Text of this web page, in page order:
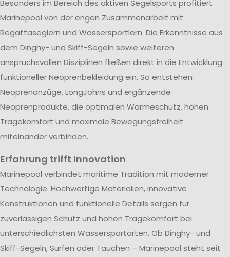
Besonders im Bereich des aktiven Segelsports profitiert
Marinepool von der engen Zusammenarbeit mit
Regattaseglern und Wassersportlern. Die Erkenntnisse aus
dem Dinghy- und Skiff-Segeln sowie weiteren
anspruchsvollen Disziplinen fließen direkt in die Entwicklung
funktioneller Neoprenbekleidung ein. So entstehen
Neoprenanzüge, LongJohns und ergänzende
Neoprenprodukte, die optimalen Wärmeschutz, hohen
Tragekomfort und maximale Bewegungsfreiheit
miteinander verbinden.
Erfahrung trifft Innovation
Marinepool verbindet maritime Tradition mit moderner
Technologie. Hochwertige Materialien, innovative
Konstruktionen und funktionelle Details sorgen für
zuverlässigen Schutz und hohen Tragekomfort bei
unterschiedlichsten Wassersportarten. Ob Dinghy- und
Skiff-Segeln, Surfen oder Tauchen – Marinepool steht seit